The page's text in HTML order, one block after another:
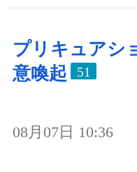
プリキュアシ
意喚起
51
08月07日 10:36